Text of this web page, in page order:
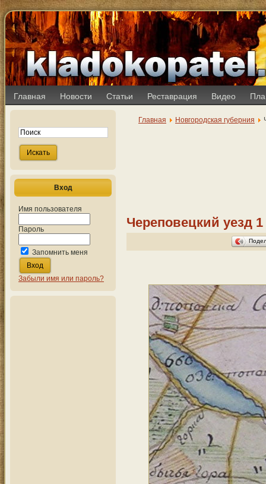
Главная Новости Статьи Реставрация Видео
Вход
Имя пользователя
Пароль
Запомнить меня
Забыли имя или пароль?
Главная Новгородская губерния
Череповецкий уезд